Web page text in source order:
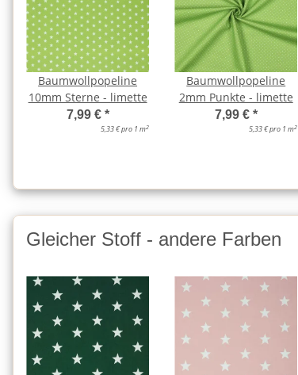
Baumwollpopeline
10mm Sterne - limette
7,99 € *
5,33 € pro 1 m2
Baumwollpopeline
2mm Punkte - limette
7,99 € *
5,33 € pro 1 m2
Gleicher Stoff - andere Farben